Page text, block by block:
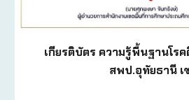
เกียรติบัตร ความรู้พื้นฐานโรค
สพป.อุทัยธานี เ